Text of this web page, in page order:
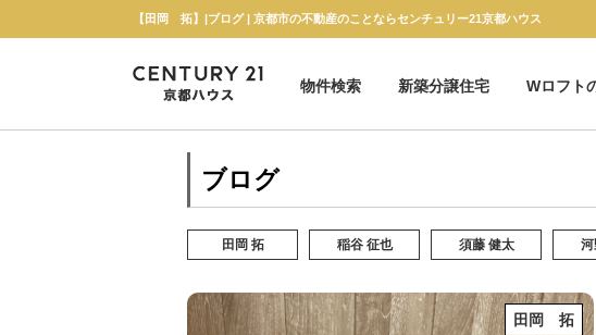
【田岡 拓】|ブログ | 京都市の不動産のことならセンチュリー21京都ハウス
物件検索
新築分譲住宅 Wロフト
ブログ
田岡 拓 稲谷 征也 須藤 健太 河
田岡 拓